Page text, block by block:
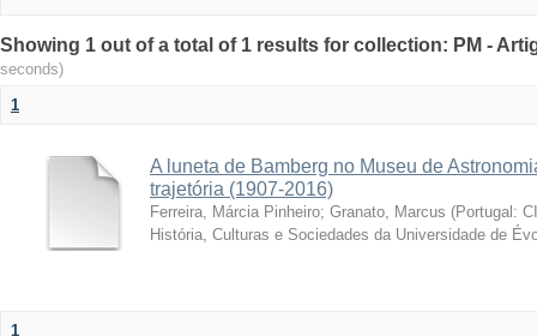
Showing 1 out of a total of 1 results for collection: PM -
seconds)
1
A luneta de Bamberg no Museu de
trajetória (1907-2016)
Ferreira, Márcia Pinheiro; Granato, Marcus (Portugal:
História, Culturas e Sociedades da Universidade de
1